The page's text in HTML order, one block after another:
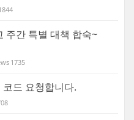
주간 특별 대책 합숙~
1735
드 요청합니다.